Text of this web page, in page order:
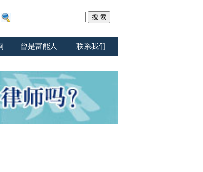
曾是富能人 联系我们